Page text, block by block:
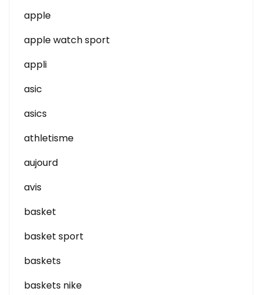
apple
apple watch sport
appli
asic
asics
athletisme
aujourd
avis
basket
basket sport
baskets
baskets nike